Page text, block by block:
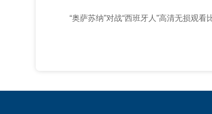
“奥萨苏纳”对战“西班牙人”高清无损观看